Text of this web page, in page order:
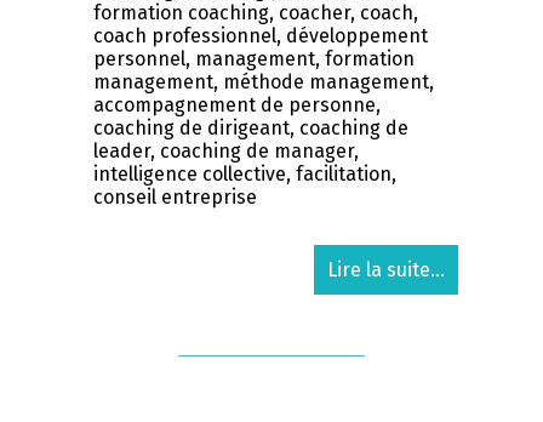
formation coaching, coacher, coach,
coach professionnel, développement
personnel, management, formation
management, méthode management,
accompagnement de personne,
coaching de dirigeant, coaching de
leader, coaching de manager,
intelligence collective, facilitation,
conseil entreprise
Lire la suite...